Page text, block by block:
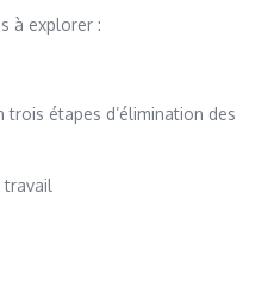
à explorer :
trois étapes d’élimination des
travail